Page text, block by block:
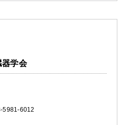
器学会
5981-6012